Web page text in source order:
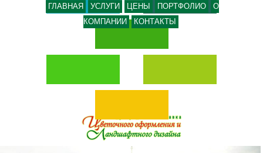
ГЛАВНАЯ УСЛУГИ ЦЕНЫ ПОРТФОЛИО
О
КОМПАНИИ
КОНТАКТЫ